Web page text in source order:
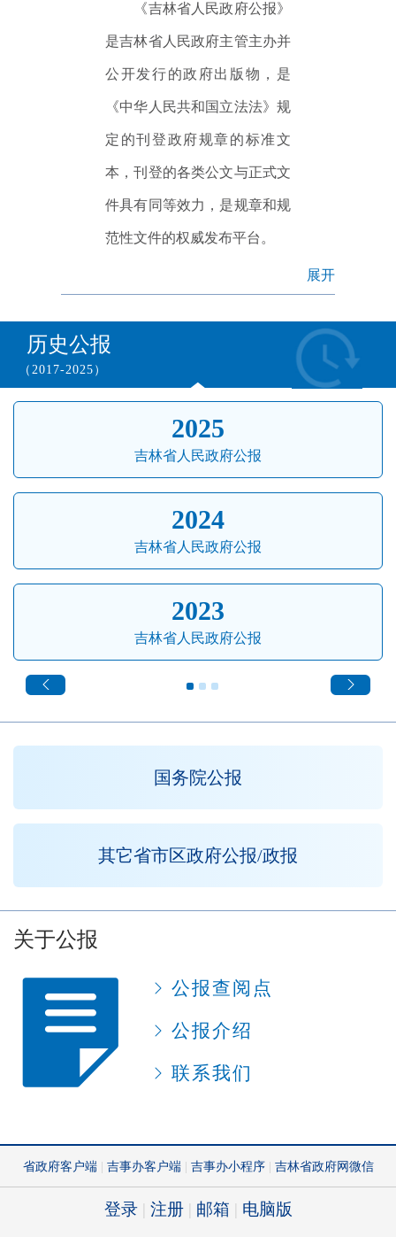
《吉林省人民政府公报》
是吉林省人民政府主管主办并
公开发行的政府出版物，是
《中华人民共和国立法法》规
定的刊登政府规章的标准文
本，刊登的各类公文与正式文
件具有同等效力，是规章和规
范性文件的权威发布平台。
展开
历史公报
（2017-2025）
2025
吉林省人民政府公报
2024
吉林省人民政府公报
2023
吉林省人民政府公报
国务院公报
其它省市区政府公报/政报
关于公报
公报查阅点
公报介绍
联系我们